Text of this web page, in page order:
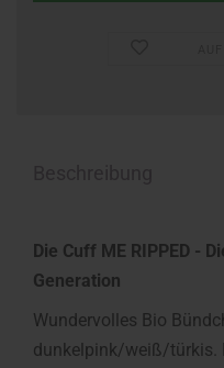
Die Cuff ME RIPPED -
Generation
Wundervolles Bio
dunkelpink/weiß/türkis.